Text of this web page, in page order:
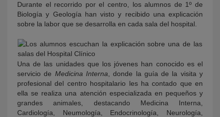
Durante el recorrido por el centro, los alumnos de 1º de
Biología y Geología han visto y recibido una explicación
sobre la labor que se desarrolla en cada sala del hospital.
Una de las unidades que los jóvenes han conocido es el
servicio de Medicina Interna , donde la guía de la visita y
profesional del centro hospitalario les ha contado que en
ella se realiza una atención especializada en pequeños y
grandes animales, destacando Medicina Interna,
Cardiología, Neumología, Endocrinología, Neurología,